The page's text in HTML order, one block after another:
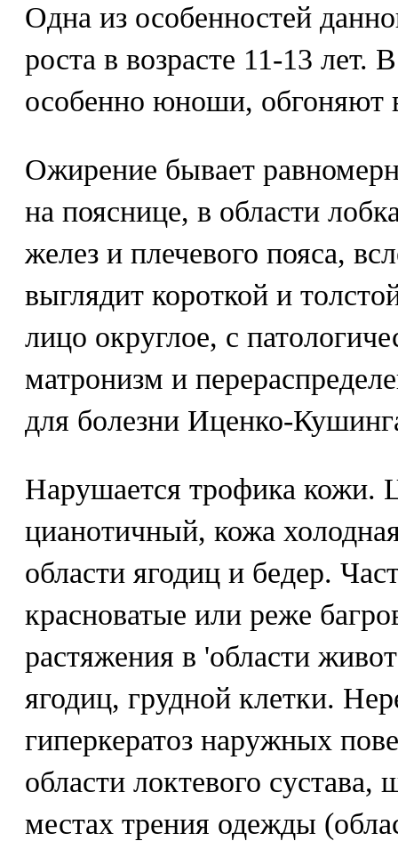
Одна из особенностей
роста в возрасте 11-13 лет.
особенно юноши, обгоняют
Ожирение бывает
на пояснице, в области
желез и плечевого пояса,
выглядит короткой и
лицо округлое, с
матронизм и
для болезни Иценко-
Нарушается трофика кожи.
цианотичный, кожа
области ягодиц и бедер.
красноватые или реже
растяжения в 'области
ягодиц, грудной клетки.
гиперкератоз наружных
области локтевого
местах трения одежды